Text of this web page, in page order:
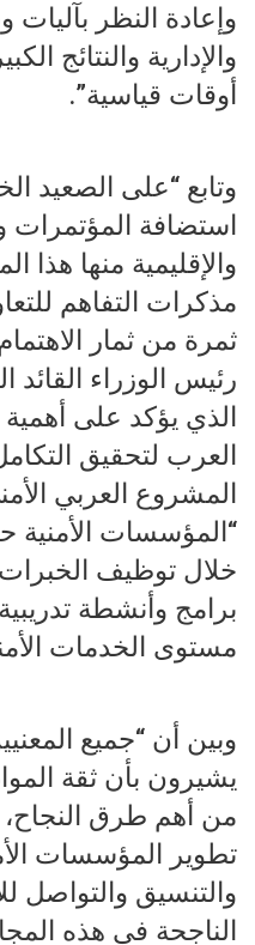
وإعادة النظر بآليات
والإدارية والنتائج
أوقات قياسية”.
وتابع “على الصعيد
استضافة المؤتمرات
والإقليمية منها هذا
مذكرات التفاهم
ثمرة من ثمار
رئيس الوزراء القائد
الذي يؤكد على أهمية
العرب لتحقيق
المشروع العربي
“المؤسسات الأمنية
خلال توظيف الخبرات
برامج وأنشطة
مستوى الخدمات
وبين أن “جميع
يشيرون بأن ثقة
من أهم طرق
تطوير المؤسسات
والتنسيق والتواصل
الناجحة في هذه